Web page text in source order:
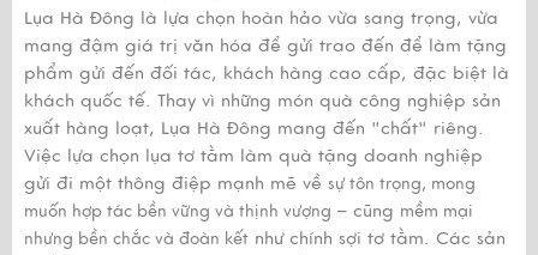
Lụa Hà Đông là lựa chọn hoàn hảo vừa sang trọng, vừa
mang đậm giá trị văn hóa để gửi trao đến để làm tặng
phẩm gửi đến đối tác, khách hàng cao cấp, đặc biệt là
khách quốc tế. Thay vì những món quà công nghiệp sản
xuất hàng loạt, Lụa Hà Đông mang đến "chất" riêng.
Việc lựa chọn lụa tơ tằm làm quà tặng doanh nghiệp
gửi đi một thông điệp mạnh mẽ về sự tôn trọng, mong
muốn hợp tác bền vững và thịnh vượng – cũng mềm mại
nhưng bền chắc và đoàn kết như chính sợi tơ tằm. Các sản